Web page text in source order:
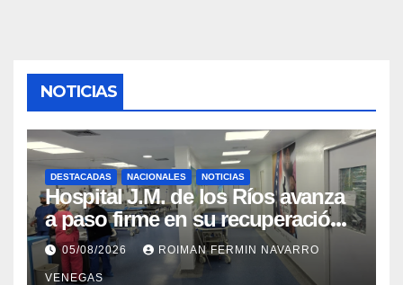
NOTICIAS
DESTACADAS NACIONALES NOTICIAS
Hospital J.M. de los Ríos avanza
a paso firme en su recuperación
tras los recientes eventos
sísmicos
05/08/2026 ROIMAN FERMIN NAVARRO
VENEGAS